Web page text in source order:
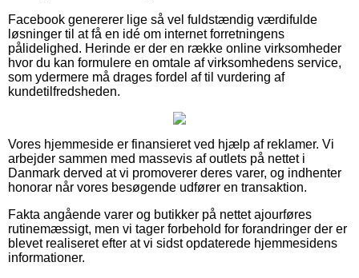
Facebook genererer lige så vel fuldstændig værdifulde
løsninger til at få en idé om internet forretningens
pålidelighed. Herinde er der en række online virksomheder
hvor du kan formulere en omtale af virksomhedens service,
som ydermere må drages fordel af til vurdering af
kundetilfredsheden.
Vores hjemmeside er finansieret ved hjælp af reklamer. Vi
arbejder sammen med massevis af outlets på nettet i
Danmark derved at vi promoverer deres varer, og indhenter
honorar når vores besøgende udfører en transaktion.
Fakta angående varer og butikker på nettet ajourføres
rutinemæssigt, men vi tager forbehold for forandringer der er
blevet realiseret efter at vi sidst opdaterede hjemmesidens
informationer.